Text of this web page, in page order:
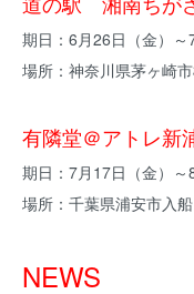
期日：6月26日（金）～
場所：神奈川県茅ヶ
有隣堂＠アトレ
期日：7月17日（金）～
場所：千葉県浦安市
NEWS